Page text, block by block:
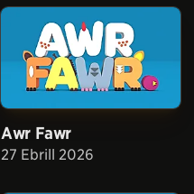
Awr Fawr
27 Ebrill 2026